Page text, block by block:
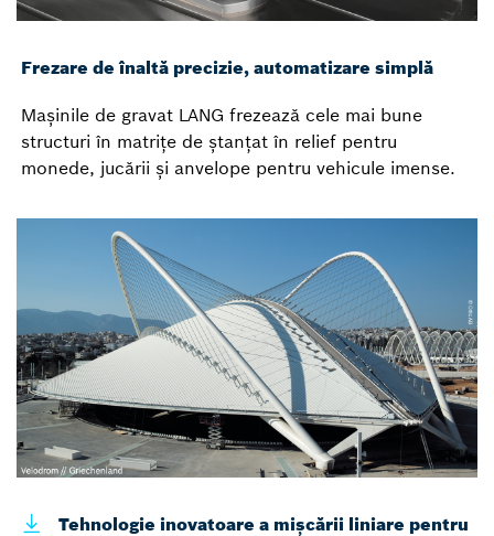
Frezare de înaltă precizie, automatizare simplă
Mașinile de gravat LANG frezează cele mai bune
structuri în matrițe de ștanțat în relief pentru
monede, jucării și anvelope pentru vehicule imense.
Tehnologie inovatoare a mișcării liniare pentru